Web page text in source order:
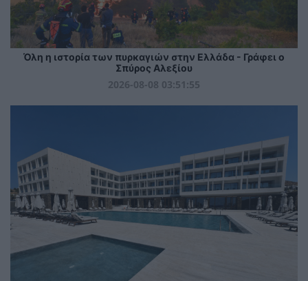
Όλη η ιστορία των πυρκαγιών στην Ελλάδα - Γράφει ο
Σπύρος Αλεξίου
2026-08-08 03:51:55